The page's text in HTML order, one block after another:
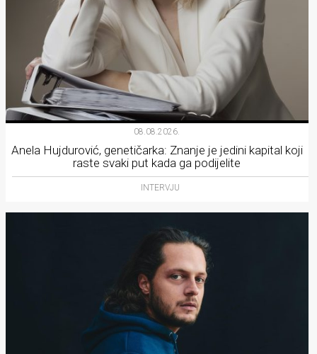
08.08.2026.
Anela Hujdurović, genetičarka: Znanje je jedini kapital koji
raste svaki put kada ga podijelite
INTERVJU